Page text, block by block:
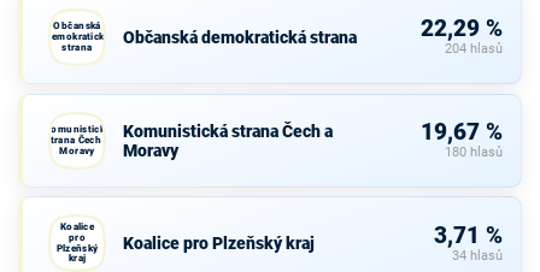
Občanská
demokratická
strana
Občanská demokratická strana 22,29 %
204 hlasů
Komunistická
strana Čech a
Moravy
Komunistická strana Čech a
Moravy
19,67 %
180 hlasů
Koalice
pro
Plzeňský
kraj
Koalice pro Plzeňský kraj 3,71 %
34 hlasů